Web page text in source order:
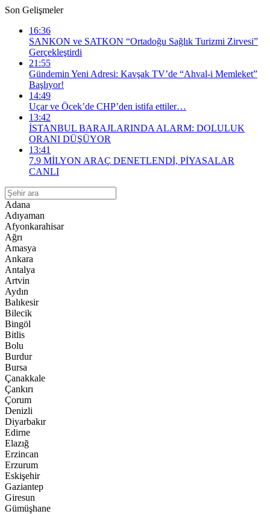
Son Gelişmeler
16:36
SANKON ve SATKON “Ortadoğu Sağlık Turizmi Zirvesi”
Gerçekleştirdi
21:55
Gündemin Yeni Adresi: Kavşak TV’de “Ahval-i Memleket”
Başlıyor!
14:49
Uçar ve Öcek’de CHP’den istifa ettiler…
13:42
İSTANBUL BARAJLARINDA ALARM: DOLULUK
ORANI DÜŞÜYOR
13:41
​7.9 MİLYON ARAÇ DENETLENDİ, PİYASALAR
CANLI
Adana
Adıyaman
Afyonkarahisar
Ağrı
Amasya
Ankara
Antalya
Artvin
Aydın
Balıkesir
Bilecik
Bingöl
Bitlis
Bolu
Burdur
Bursa
Çanakkale
Çankırı
Çorum
Denizli
Diyarbakır
Edirne
Elazığ
Erzincan
Erzurum
Eskişehir
Gaziantep
Giresun
Gümüşhane